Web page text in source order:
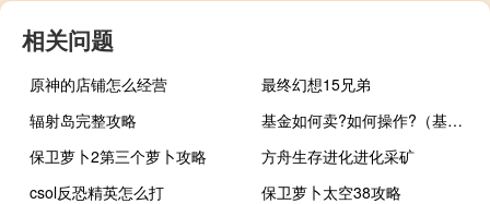
相关问题
原神的店铺怎么经营
最终幻想15兄弟
辐射岛完整攻略
基金如何卖?如何操作?（基金怎么买卖怎么操作流程?）
保卫萝卜2第三个萝卜攻略
方舟生存进化进化采矿
csol反恐精英怎么打
保卫萝卜太空38攻略